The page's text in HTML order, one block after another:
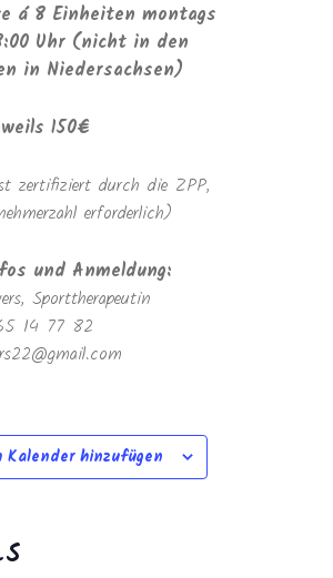
á 8 Einheiten montags
Uhr (nicht in den
in Niedersachsen)
150€
zertifiziert durch die ZPP,
erforderlich)
und Anmeldung:
Sporttherapeutin
14 77 82
Kalender hinzufügen